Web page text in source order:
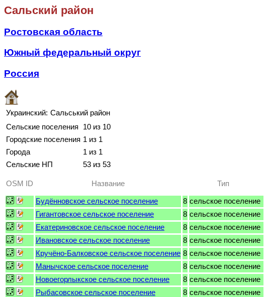
Сальский район
Ростовская область
Южный федеральный округ
Россия
Украинский: Сальський район
Сельские поселения
10 из 10
Городские поселения 1 из 1
Города
1 из 1
Сельские НП
53 из 53
OSM ID Название Тип
Будённовское сельское поселение 8 сельское поселение
Гигантовское сельское поселение
8 сельское поселение
Екатериновское сельское поселение
8 сельское поселение
Ивановское сельское поселение
8 сельское поселение
Кручёно-Балковское сельское поселение 8 сельское поселение
Манычское сельское поселение
8 сельское поселение
Новоегорлыкское сельское поселение
8 сельское поселение
Рыбасовское сельское поселение
8 сельское поселение